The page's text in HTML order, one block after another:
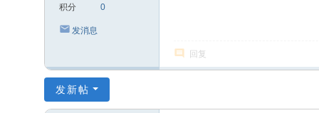
积分 0
发消息
回复
发新帖